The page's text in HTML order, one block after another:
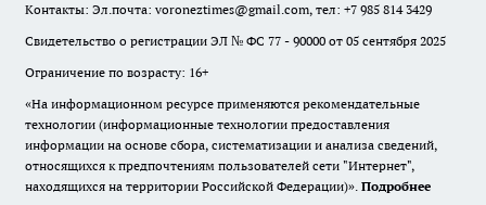
Контакты: Эл.почта: voroneztimes@gmail.com, тел: +7 985 814 3429
Свидетельство о регистрации ЭЛ № ФС 77 - 90000 от 05 сентября 2025
Ограничение по возрасту: 16+
«На информационном ресурсе применяются рекомендательные
технологии (информационные технологии предоставления
информации на основе сбора, систематизации и анализа сведений,
относящихся к предпочтениям пользователей сети "Интернет",
находящихся на территории Российской Федерации)». Подробнее